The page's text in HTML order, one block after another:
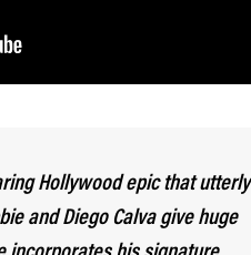
Hollywood epic that utterly
and Diego Calva give huge